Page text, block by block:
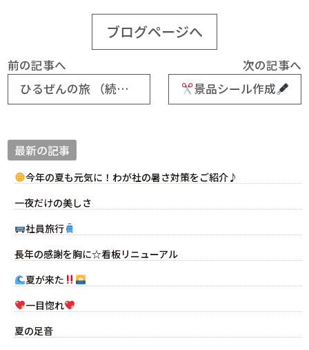
ブログページへ
前の記事へ
ひるぜんの旅 （続編）
次の記事へ
景品シール作成
最新の記事
今年の夏も元気に！わが社の暑さ対策をご紹介♪
一夜だけの美しさ
社員旅行
長年の感謝を胸に☆看板リニューアル
夏が来た
一目惚れ
夏の足音